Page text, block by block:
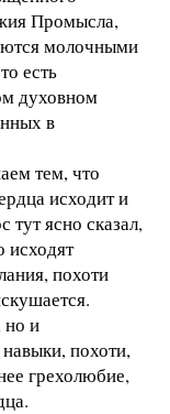
Промысла,
молочными
есть
духовном
в
тем, что
исходит и
тут ясно сказал,
исходят
похоти
но и
похоти,
грехолюбие,